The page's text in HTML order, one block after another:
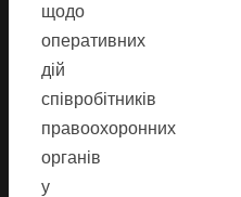
щодо
оперативних
дій
співробітників
правоохоронних
органів
у